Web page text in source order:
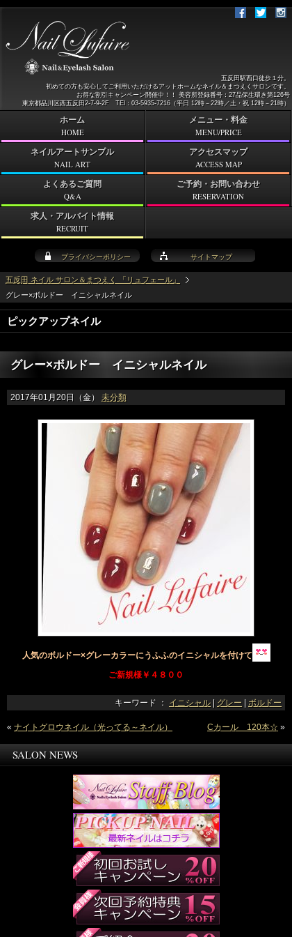
五反田 ネイル サロン＆まつえく 「リュフェール」
グレー×ボルドー イニシャルネイル
ピックアップネイル
グレー×ボルドー イニシャルネイル
2017年01月20日（金） 未分類
人気のボルドー×グレーカラーにうふふのイニシャルを付けて
ご新規様￥４８００
キーワード ： イニシャル | グレー | ボルドー
« ナイトグロウネイル（光ってる～ネイル） Cカール 120本☆ »
SALON NEWS
プライバシーポリシー サイトマップ
五反田駅西口徒歩１分。
初めての方も安心してご利用いただけるアットホームなネイル＆まつえくサロンです。
お得な割引キャンペーン開催中！！ 美容所登録番号：27品保生環き第126号
東京都品川区西五反田2-7-9-2F TEl：03-5935-7216（平日 12時－22時／土・祝 12時－21時）
ホーム
HOME
メニュー・料金
MENU/PRICE
ネイルアートサンプル
NAIL ART
アクセスマップ
ACCESS MAP
よくあるご質問
Q&A
ご予約・お問い合わせ
RESERVATION
求人・アルバイト情報
RECRUIT